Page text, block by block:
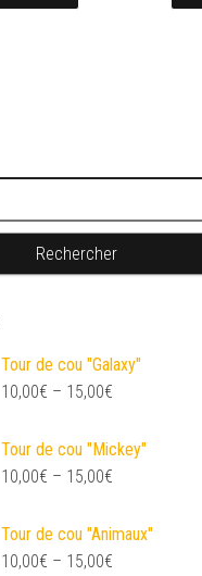
Tour de cou "Galaxy"
10,00€ – 15,00€
Tour de cou "Mickey"
10,00€ – 15,00€
Tour de cou "Animaux"
10,00€ – 15,00€